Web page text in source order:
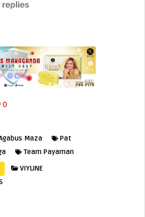
0
Maza
Pat
Team Payaman
VIYLINE